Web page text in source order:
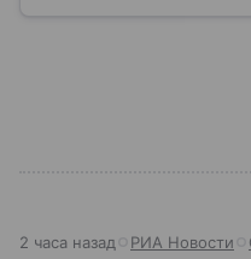
России, какие задачи
2 часа назад РИА Новости